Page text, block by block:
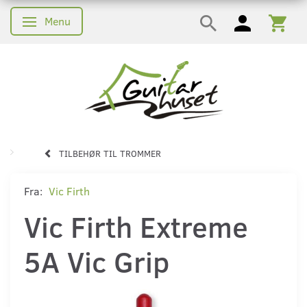
Skifte navigation
Menu
TILBEHØR TIL TROMMER
Fra: Vic Firth
Vic Firth Extreme
5A Vic Grip